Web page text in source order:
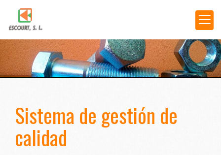
Sistema de gestión de
calidad